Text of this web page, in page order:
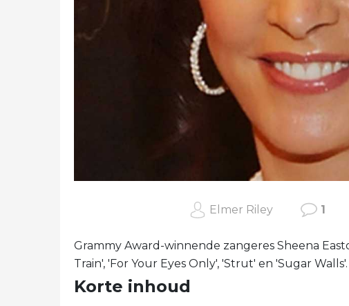
Elmer Riley 1
Grammy Award-winnende zangeres Sheena
Train', 'For Your Eyes Only', 'Strut' en 'Sugar Walls'.
Korte inhoud